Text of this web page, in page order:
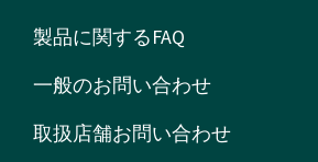
製品に関するFAQ
一般のお問い合わせ
取扱店舗お問い合わせ